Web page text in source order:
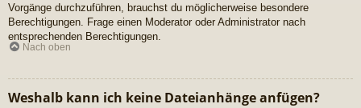
Vorgänge durchzuführen, brauchst du möglicherweise besondere
Berechtigungen. Frage einen Moderator oder Administrator nach
entsprechenden Berechtigungen.
Nach oben
Weshalb kann ich keine Dateianhänge anfügen?